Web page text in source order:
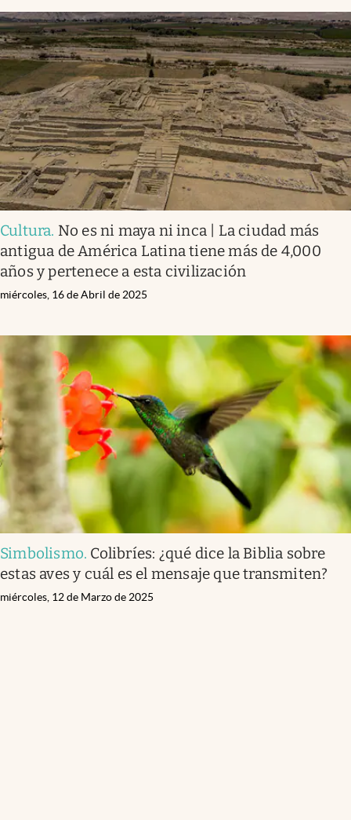
Cultura. No es ni maya ni inca | La ciudad más
antigua de América Latina tiene más de 4,000
años y pertenece a esta civilización
miércoles, 16 de Abril de 2025
Simbolismo. Colibríes: ¿qué dice la Biblia sobre
estas aves y cuál es el mensaje que transmiten?
miércoles, 12 de Marzo de 2025